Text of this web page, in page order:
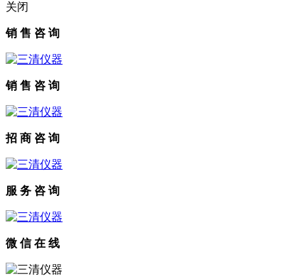
关闭
销 售 咨 询
销 售 咨 询
招 商 咨 询
服 务 咨 询
微 信 在 线